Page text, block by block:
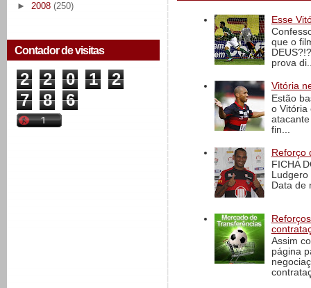
► 2008 (250)
Contador de visitas
2 2 0 1
2
7
8 6
Esse
que o
prova
Vitória
Estão
o Vitória
fin...
Reforço
FICHA
Data de
Assim
página